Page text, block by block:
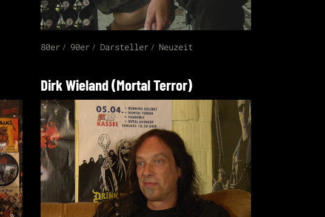
80er 90er Darsteller Neuzeit
Dirk Wieland (Mortal Terror)